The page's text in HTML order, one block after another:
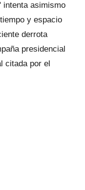
intenta asimismo
y espacio
derrota
presidencial
citada por el